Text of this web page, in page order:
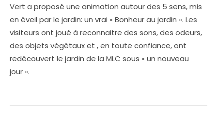
Vert a proposé une animation autour des 5 sens, mis
en éveil par le jardin: un vrai « Bonheur au jardin ». Les
visiteurs ont joué à reconnaitre des sons, des odeurs,
des objets végétaux et , en toute confiance, ont
redécouvert le jardin de la MLC sous « un nouveau
jour ».